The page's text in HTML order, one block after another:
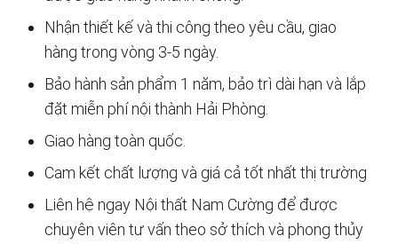
Nhận thiết kế và thi công theo yêu cầu, giao
hàng trong vòng 3-5 ngày.
Bảo hành sản phẩm 1 năm, bảo trì dài hạn và lắp
đặt miễn phí nội thành Hải Phòng.
Giao hàng toàn quốc.
Cam kết chất lượng và giá cả tốt nhất thị trường
Liên hệ ngay Nội thất Nam Cường để được
chuyên viên tư vấn theo sở thích và phong thủy